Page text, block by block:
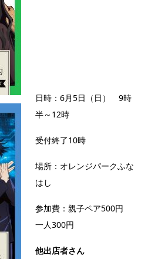
日時：6月5日（日） 9時
半～12時
受付終了10時
場所：オレンジパークふな
はし
参加費：親子ペア500円
一人300円
他出店者さん